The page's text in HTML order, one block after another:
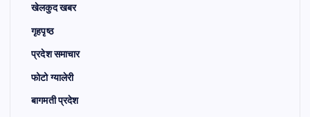
खेलकुद खबर
गृहपृष्ठ
प्रदेश समाचार
फोटो ग्यालेरी
बागमती प्रदेश